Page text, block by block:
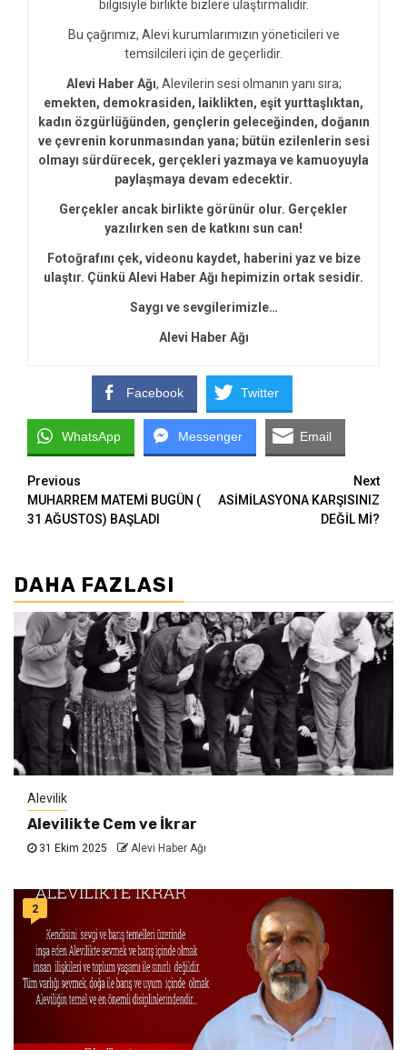
bilgisiyle birlikte bizlere ulaştırmalıdır.
Bu çağrımız, Alevi kurumlarımızın yöneticileri ve
temsilcileri için de geçerlidir.
Alevi Haber Ağı, Alevilerin sesi olmanın yanı sıra;
emekten, demokrasiden, laiklikten, eşit yurttaşlıktan,
kadın özgürlüğünden, gençlerin geleceğinden, doğanın
ve çevrenin korunmasından yana; bütün ezilenlerin sesi
olmayı sürdürecek, gerçekleri yazmaya ve kamuoyuyla
paylaşmaya devam edecektir.
Gerçekler ancak birlikte görünür olur. Gerçekler
yazılırken sen de katkını sun can!
Fotoğrafını çek, videonu kaydet, haberini yaz ve bize
ulaştır. Çünkü Alevi Haber Ağı hepimizin ortak sesidir.
Saygı ve sevgilerimizle…
Alevi Haber Ağı
Facebook Twitter
WhatsApp Messenger Email
Continue
Reading
Previous
MUHARREM MATEMİ BUGÜN (
31 AĞUSTOS) BAŞLADI
Next
ASİMİLASYONA KARŞISINIZ
DEĞİL Mİ?
DAHA FAZLASI
Alevilik
Alevilikte Cem ve İkrar
31 Ekim 2025 Alevi Haber Ağı
2